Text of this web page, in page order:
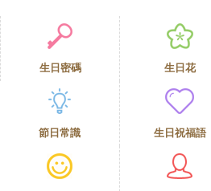
生日密碼 生日花
節日常識 生日祝福語